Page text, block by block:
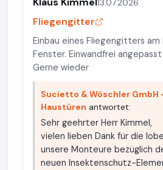
Fliegengitter
Einbau eines Fliegengitters
Fenster. Einwandfrei
Gerne wieder
Sucietto & Wöschler GmbH
Haustüren antwortet:
Sehr geehrter Herr Kimmel,
vielen lieben Dank für die
unsere Monteure bezüglich
neuen Insektenschutz-